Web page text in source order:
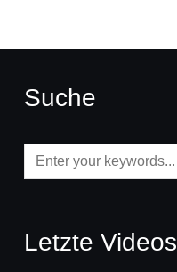
Suche
Letzte Videos